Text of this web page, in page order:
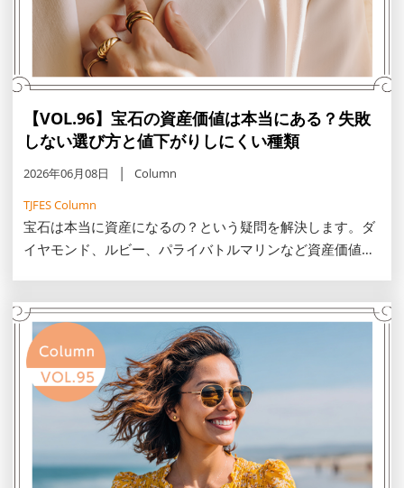
【VOL.96】宝石の資産価値は本当にある？失敗
しない選び方と値下がりしにくい種類
2026年06月08日
Column
TJFES Column
宝石は本当に資産になるの？という疑問を解決します。ダ
イヤモンド、ルビー、パライバトルマリンなど資産価値が
守る一生モノの見つけ方をご紹介。